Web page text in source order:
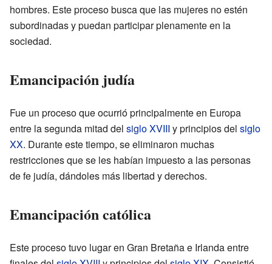
hombres. Este proceso busca que las mujeres no estén
subordinadas y puedan participar plenamente en la
sociedad.
Emancipación judía
Fue un proceso que ocurrió principalmente en Europa
entre la segunda mitad del siglo XVIII y principios del siglo
XX. Durante este tiempo, se eliminaron muchas
restricciones que se les habían impuesto a las personas
de fe judía, dándoles más libertad y derechos.
Emancipación católica
Este proceso tuvo lugar en Gran Bretaña e Irlanda entre